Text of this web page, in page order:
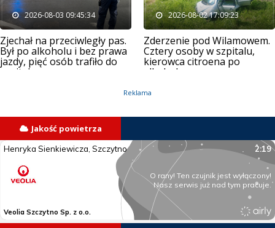
2026-08-03 09:45:34
Zjechał na przeciwległy pas.
Był po alkoholu i bez prawa
jazdy, pięć osób trafiło do
szpitala
2026-08-02 17:09:23
Zderzenie pod Wilamowem.
Cztery osoby w szpitalu,
kierowca citroena po
alkoholu
Reklama
Jakość powietrza